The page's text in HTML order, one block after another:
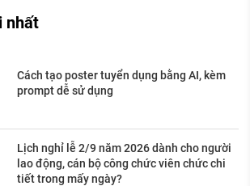
nhất
Cách tạo poster tuyển dụng bằng AI, kèm
prompt dễ sử dụng
Lịch nghỉ lễ 2/9 năm 2026 dành cho người
lao động, cán bộ công chức viên chức chi
tiết trong mấy ngày?